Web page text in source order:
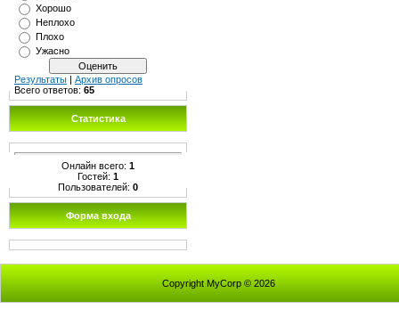
Хорошо
Неплохо
Плохо
Ужасно
Результаты | Архив опросов
Всего ответов: 65
Статистика
Онлайн всего: 1
Гостей: 1
Пользователей: 0
Форма входа
Copyright MyCorp © 2026